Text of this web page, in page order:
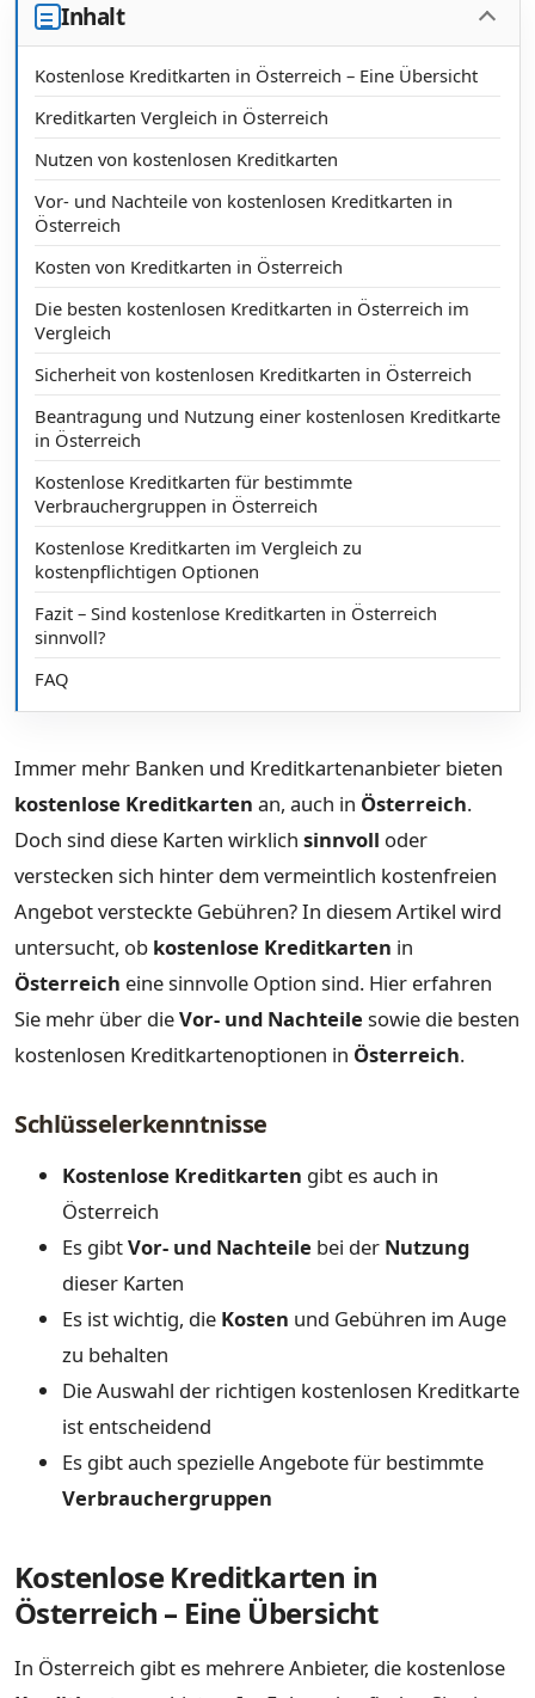
Inhalt
Kostenlose Kreditkarten in Österreich – Eine Übersicht
Kreditkarten Vergleich in Österreich
Nutzen von kostenlosen Kreditkarten
Vor- und Nachteile von kostenlosen Kreditkarten in
Österreich
Kosten von Kreditkarten in Österreich
Die besten kostenlosen Kreditkarten in Österreich im
Vergleich
Sicherheit von kostenlosen Kreditkarten in Österreich
Beantragung und Nutzung einer kostenlosen Kreditkarte
in Österreich
Kostenlose Kreditkarten für bestimmte
Verbrauchergruppen in Österreich
Kostenlose Kreditkarten im Vergleich zu
kostenpflichtigen Optionen
Fazit – Sind kostenlose Kreditkarten in Österreich
sinnvoll?
FAQ
Immer mehr Banken und Kreditkartenanbieter bieten
kostenlose Kreditkarten an, auch in Österreich.
Doch sind diese Karten wirklich sinnvoll oder
verstecken sich hinter dem vermeintlich kostenfreien
Angebot versteckte Gebühren? In diesem Artikel wird
untersucht, ob kostenlose Kreditkarten in
Österreich eine sinnvolle Option sind. Hier erfahren
Sie mehr über dieVor- und Nachteile sowie die besten
kostenlosen Kreditkartenoptionen in Österreich.
Schlüsselerkenntnisse
Kostenlose Kreditkarten gibt es auch in
Österreich
Es gibtVor- und Nachteile bei der Nutzung
dieser Karten
Es ist wichtig, die Kosten und Gebühren im Auge
zu behalten
Die Auswahl der richtigen kostenlosen Kreditkarte
ist entscheidend
Es gibt auch spezielle Angebote für bestimmte
Verbrauchergruppen
Kostenlose Kreditkarten in
Österreich – Eine Übersicht
In Österreich gibt es mehrere Anbieter, die kostenlose